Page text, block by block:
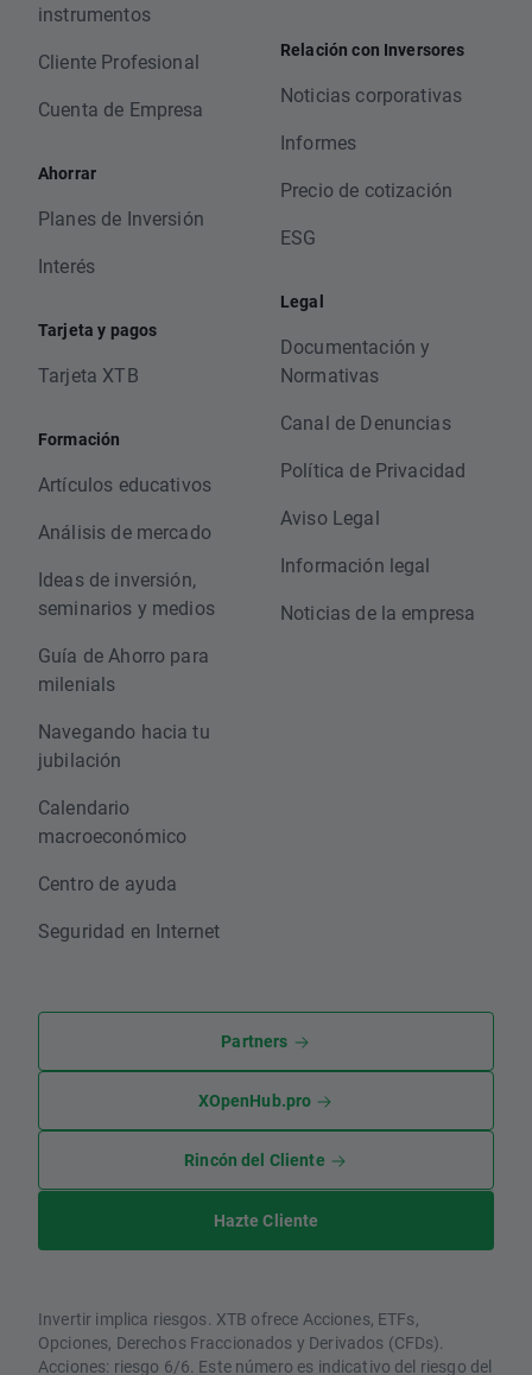
instrumentos
Cliente Profesional
Cuenta de Empresa
Ahorrar
Planes de Inversión
Interés
Tarjeta y pagos
Tarjeta XTB
Formación
Artículos educativos
Análisis de mercado
Ideas de inversión,
seminarios y medios
Guía de Ahorro para
milenials
Navegando hacia tu
jubilación
Calendario
macroeconómico
Centro de ayuda
Seguridad en Internet
Relación con Inversores
Noticias corporativas
Informes
Precio de cotización
ESG
Legal
Documentación y
Normativas
Canal de Denuncias
Política de Privacidad
Aviso Legal
Información legal
Noticias de la empresa
Partners
XOpenHub.pro
Rincón del Cliente
Hazte Cliente
Invertir implica riesgos. XTB ofrece Acciones, ETFs,
Opciones, Derechos Fraccionados y Derivados (CFDs).
Acciones: riesgo 6/6. Este número es indicativo del riesgo del